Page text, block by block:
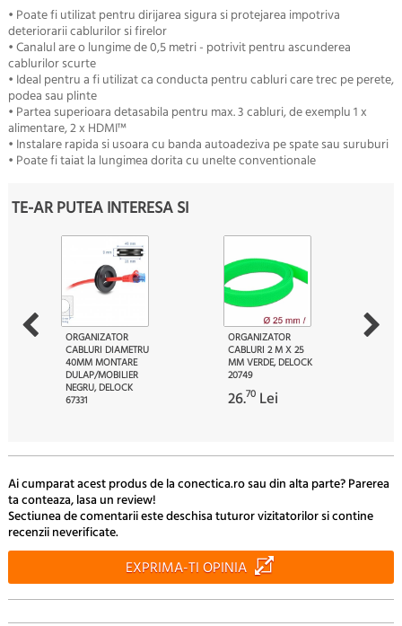
• Poate fi utilizat pentru dirijarea sigura si protejarea impotriva
deteriorarii cablurilor si firelor
• Canalul are o lungime de 0,5 metri - potrivit pentru ascunderea
cablurilor scurte
• Ideal pentru a fi utilizat ca conducta pentru cabluri care trec pe perete,
podea sau plinte
• Partea superioara detasabila pentru max. 3 cabluri, de exemplu 1 x
alimentare, 2 x HDMI™
• Instalare rapida si usoara cu banda autoadeziva pe spate sau suruburi
• Poate fi taiat la lungimea dorita cu unelte conventionale
TE-AR PUTEA INTERESA SI
ORGANIZATOR
CABLURI DIAMETRU
40MM MONTARE
DULAP/MOBILIER
NEGRU, DELOCK
67331
ORGANIZATOR
CABLURI 2 M X 25
MM VERDE, DELOCK
20749
26.70 Lei
Ai cumparat acest produs de la conectica.ro sau din alta parte? Parerea
ta conteaza, lasa un review!
Sectiunea de comentarii este deschisa tuturor vizitatorilor si contine
recenzii neverificate.
EXPRIMA-TI OPINIA